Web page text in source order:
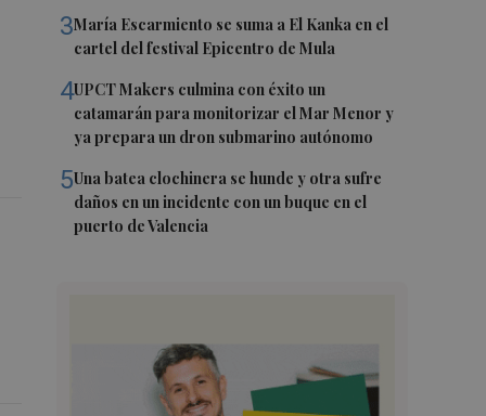
3María Escarmiento se suma a El Kanka en el
cartel del festival Epicentro de Mula
4UPCT Makers culmina con éxito un
catamarán para monitorizar el Mar Menor y
ya prepara un dron submarino autónomo
5Una batea clochinera se hunde y otra sufre
daños en un incidente con un buque en el
puerto de Valencia